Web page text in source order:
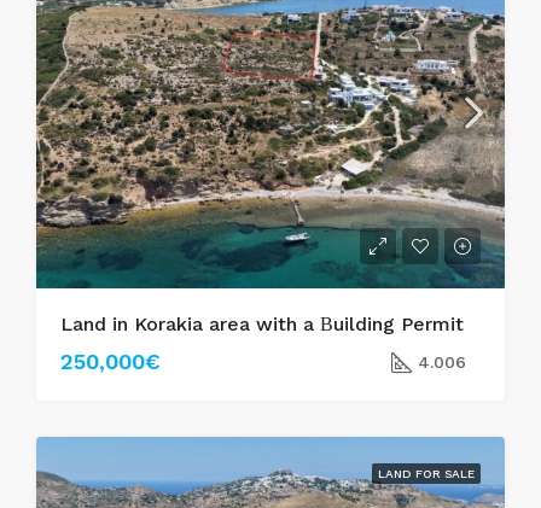
Land in Korakia area with a Βuilding Permit
250,000€ 4.006
LAND FOR SALE